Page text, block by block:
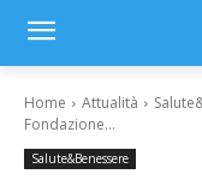
Home Attualità
Fondazione...
Salute&Benessere